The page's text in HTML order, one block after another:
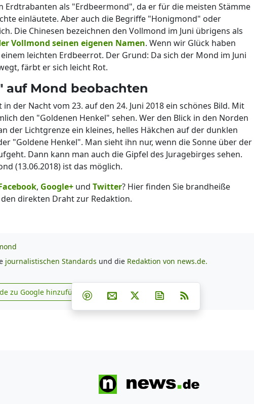
Erdtrabanten als "Erdbeermond", da er für die meisten Stämme
einläutete. Aber auch die Begriffe "Honigmond" oder
Die Chinesen bezeichnen den Vollmond im Juni übrigens als
Vollmond seinen eigenen Namen. Wenn wir Glück haben
leichten Erdbeerrot. Der Grund: Da sich der Mond im Juni
färbt er sich leicht Rot.
auf Mond beobachten
der Nacht vom 23. auf den 24. Juni 2018 ein schönes Bild. Mit
den "Goldenen Henkel" sehen. Wer den Blick in den Norden
der Lichtgrenze ein kleines, helles Häkchen auf der dunklen
"Goldene Henkel". Man sieht ihn nur, wenn die Sonne über der
Dann kann man auch die Gipfel des Juragebirges sehen.
(13.06.2018) ist das möglich.
, Google+ und Twitter? Hier finden Sie brandheiße
direkten Draht zur Redaktion.
journalistischen Standards und die Redaktion von news.de.
news.de zu Google hinzufügen
zu Google hinzufügen Teilen auf Facebook
Teilen auf Whatsapp
Teilen auf Telegram
Teilen auf Pinterest
Per E-Mail teilen
Post auf XNewsletter abonnieren